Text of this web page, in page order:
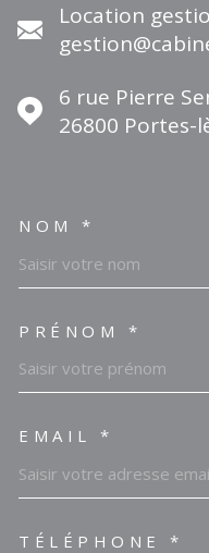
Location
6 rue Pierre
26800
Portes-
NOM *
PRÉNOM *
EMAIL *
TÉLÉPHONE *